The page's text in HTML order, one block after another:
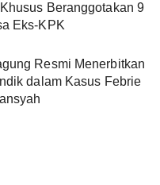
Beranggotakan 9
Eks-KPK
Resmi Menerbitkan
dalam Kasus Febrie